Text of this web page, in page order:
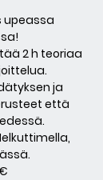
upeassa
2 h teoriaa
ja
että